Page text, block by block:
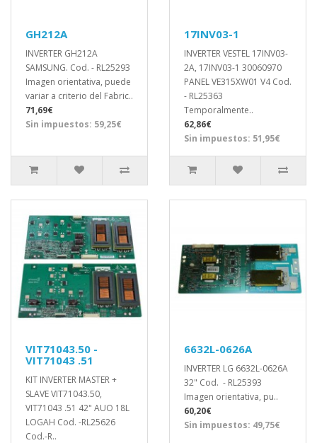
GH212A
INVERTER GH212A
SAMSUNG. Cod. - RL25293
Imagen orientativa, puede
variar a criterio del Fabric..
71,69€
Sin impuestos: 59,25€
17INV03-1
INVERTER VESTEL 17INV03-
2A, 17INV03-1 30060970
PANEL VE315XW01 V4 Cod.
- RL25363
Temporalmente..
62,86€
Sin impuestos: 51,95€
VIT71043.50 -
VIT71043 .51
KIT INVERTER MASTER +
SLAVE VIT71043.50,
VIT71043 .51 42" AUO 18L
LOGAH Cod. -RL25626
Cod.-R..
6632L-0626A
INVERTER LG 6632L-0626A
32" Cod. - RL25393
Imagen orientativa, pu..
60,20€
Sin impuestos: 49,75€